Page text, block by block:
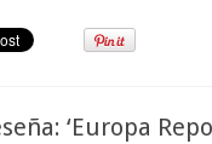
‘Europa